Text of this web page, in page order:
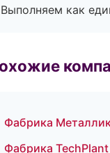
Выполняем как
Фабрика
Фабрика